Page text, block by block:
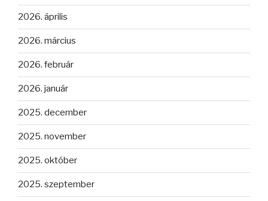
2026. április
2026. március
2026. február
2026. január
2025. december
2025. november
2025. október
2025. szeptember